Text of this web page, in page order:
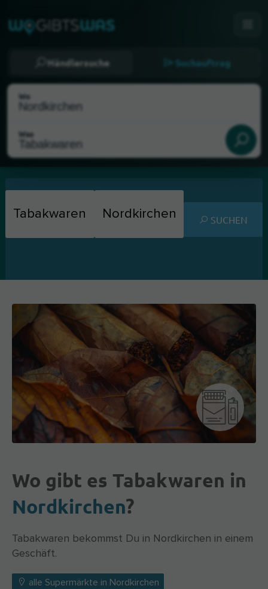
Händlersuche Suchauftrag
Wo
Was
SUCHEN
Wo gibt es Tabakwaren in
Nordkirchen?
Tabakwaren bekommst Du in Nordkirchen in einem
Geschäft.
alle Supermärkte in Nordkirchen